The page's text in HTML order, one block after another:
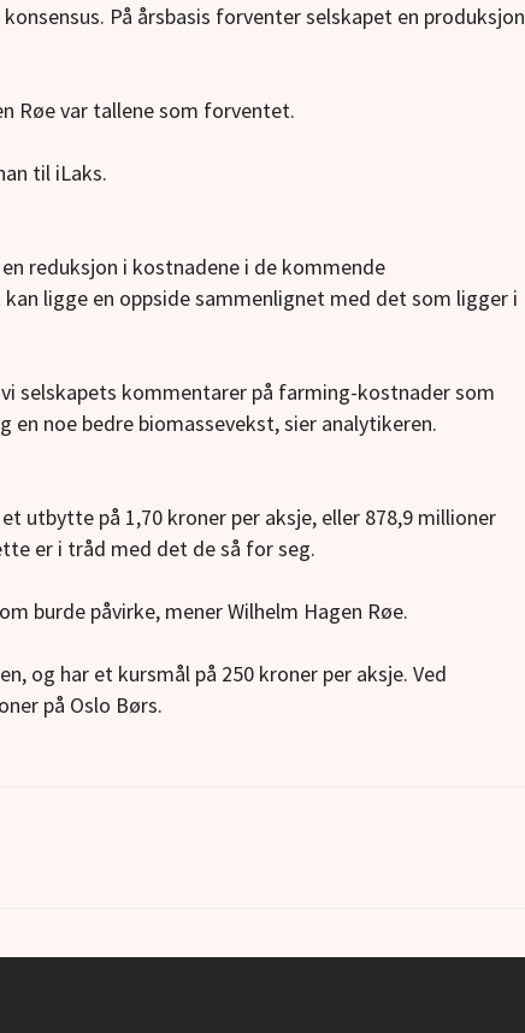
På årsbasis forventer selskapet en produksjon
Røe var tallene som forventet.
til iLaks.
reduksjon i kostnadene i de kommende
ligge en oppside sammenlignet med det som ligger i
selskapets kommentarer på farming-kostnader som
en noe bedre biomassevekst, sier analytikeren.
utbytte på 1,70 kroner per aksje, eller 878,9 millioner
er i tråd med det de så for seg.
burde påvirke, mener Wilhelm Hagen Røe.
og har et kursmål på 250 kroner per aksje. Ved
på Oslo Børs.